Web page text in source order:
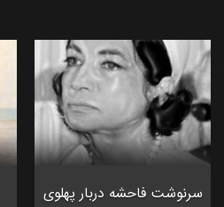
سرنوشت فاحشه دربار پهلوی